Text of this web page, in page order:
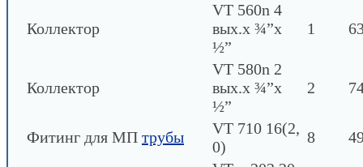
Коллектор
VT 560n 4
вых.х ¾”х
½”
1
Коллектор
VT 580n 2
вых.х ¾”х
½”
2
Фитинг для МП трубы
VT 710 16(2,
0)
8